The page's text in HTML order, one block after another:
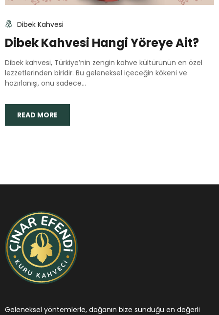
Dibek Kahvesi
Dibek Kahvesi Hangi Yöreye Ait?
Dibek kahvesi, Türkiye’nin zengin kahve kültürünün en özel
lezzetlerinden biridir. Bu geleneksel içeceğin kökeni ve
hazırlanışı, onu sadece...
READ MORE
Geleneksel yöntemlerle, doğanın bize sunduğu en değerli